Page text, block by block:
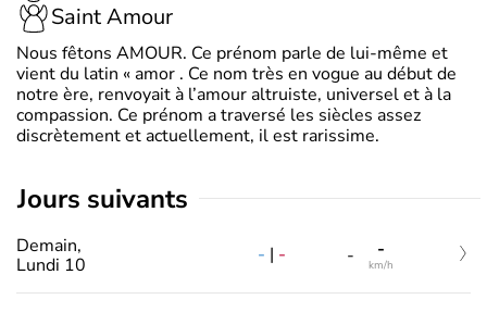
Saint Amour
Nous fêtons AMOUR. Ce prénom parle de lui-même et
vient du latin « amor . Ce nom très en vogue au début de
notre ère, renvoyait à l’amour altruiste, universel et à la
compassion. Ce prénom a traversé les siècles assez
discrètement et actuellement, il est rarissime.
jours suivants
Demain,
Lundi 10
- | - - -
km/h